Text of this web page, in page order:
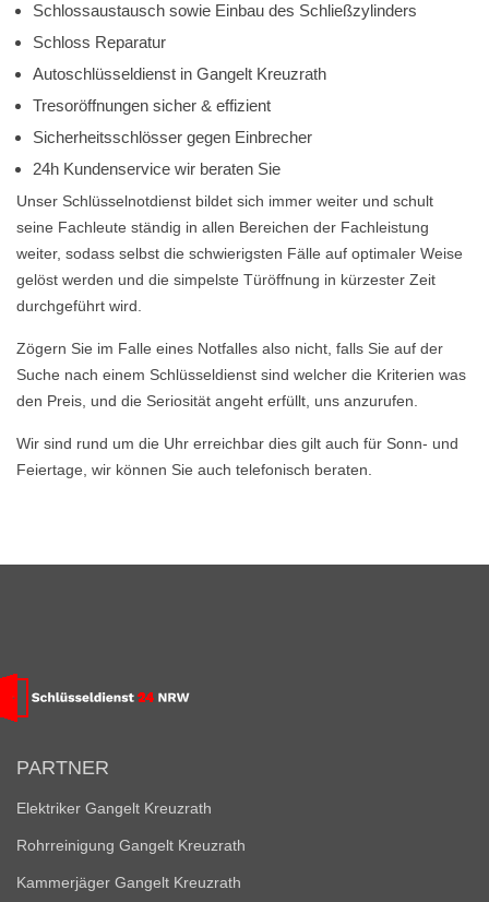
Schlossaustausch sowie Einbau des Schließzylinders
Schloss Reparatur
Autoschlüsseldienst in Gangelt Kreuzrath
Tresoröffnungen sicher & effizient
Sicherheitsschlösser gegen Einbrecher
24h Kundenservice wir beraten Sie
Unser Schlüsselnotdienst bildet sich immer weiter und schult
seine Fachleute ständig in allen Bereichen der Fachleistung
weiter, sodass selbst die schwierigsten Fälle auf optimaler Weise
gelöst werden und die simpelste Türöffnung in kürzester Zeit
durchgeführt wird.
Zögern Sie im Falle eines Notfalles also nicht, falls Sie auf der
Suche nach einem Schlüsseldienst sind welcher die Kriterien was
den Preis, und die Seriosität angeht erfüllt, uns anzurufen.
Wir sind rund um die Uhr erreichbar dies gilt auch für Sonn- und
Feiertage, wir können Sie auch telefonisch beraten.
PARTNER
Elektriker Gangelt Kreuzrath
Rohrreinigung Gangelt Kreuzrath
Kammerjäger Gangelt Kreuzrath